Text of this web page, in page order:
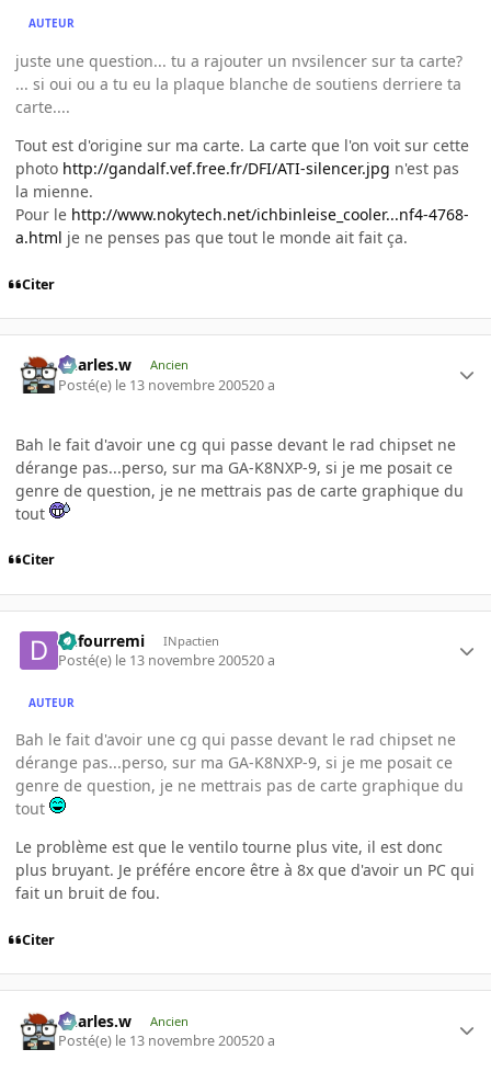
AUTEUR
juste une question... tu a rajouter un nvsilencer sur ta carte?
... si oui ou a tu eu la plaque blanche de soutiens derriere ta
carte....
Tout est d'origine sur ma carte. La carte que l'on voit sur cette
photo http://gandalf.vef.free.fr/DFI/ATI-silencer.jpg n'est pas
la mienne.
Pour le http://www.nokytech.net/ichbinleise_cooler...nf4-4768-
a.html je ne penses pas que tout le monde ait fait ça.
Citer
Charles.w Ancien
Posté(e) le 13 novembre 200520 a
Bah le fait d'avoir une cg qui passe devant le rad chipset ne
dérange pas...perso, sur ma GA-K8NXP-9, si je me posait ce
genre de question, je ne mettrais pas de carte graphique du
tout
Citer
dufourremi INpactien
Posté(e) le 13 novembre 200520 a
AUTEUR
Bah le fait d'avoir une cg qui passe devant le rad chipset ne
dérange pas...perso, sur ma GA-K8NXP-9, si je me posait ce
genre de question, je ne mettrais pas de carte graphique du
tout
Le problème est que le ventilo tourne plus vite, il est donc
plus bruyant. Je préfére encore être à 8x que d'avoir un PC qui
fait un bruit de fou.
Citer
Charles.w Ancien
Posté(e) le 13 novembre 200520 a